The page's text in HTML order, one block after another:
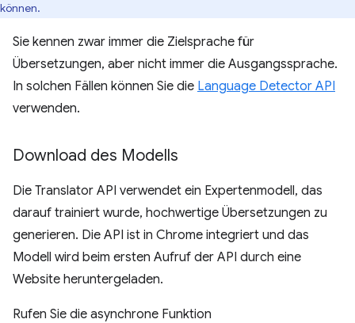
können.
Sie kennen zwar immer die Zielsprache für
Übersetzungen, aber nicht immer die Ausgangssprache.
In solchen Fällen können Sie die Language Detector API
verwenden.
Download des Modells
Die Translator API verwendet ein Expertenmodell, das
darauf trainiert wurde, hochwertige Übersetzungen zu
generieren. Die API ist in Chrome integriert und das
Modell wird beim ersten Aufruf der API durch eine
Website heruntergeladen.
Rufen Sie die asynchrone Funktion